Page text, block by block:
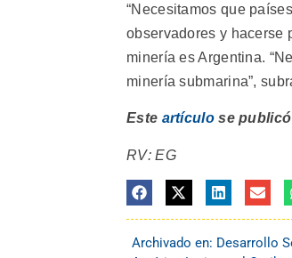
“Necesitamos que
observadores y hacerse
minería es Argentina.
minería submarina”,
Este artículose publicó
RV: EG
Archivado en: Desarrollo